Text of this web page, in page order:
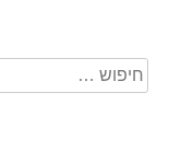
חיפוש: